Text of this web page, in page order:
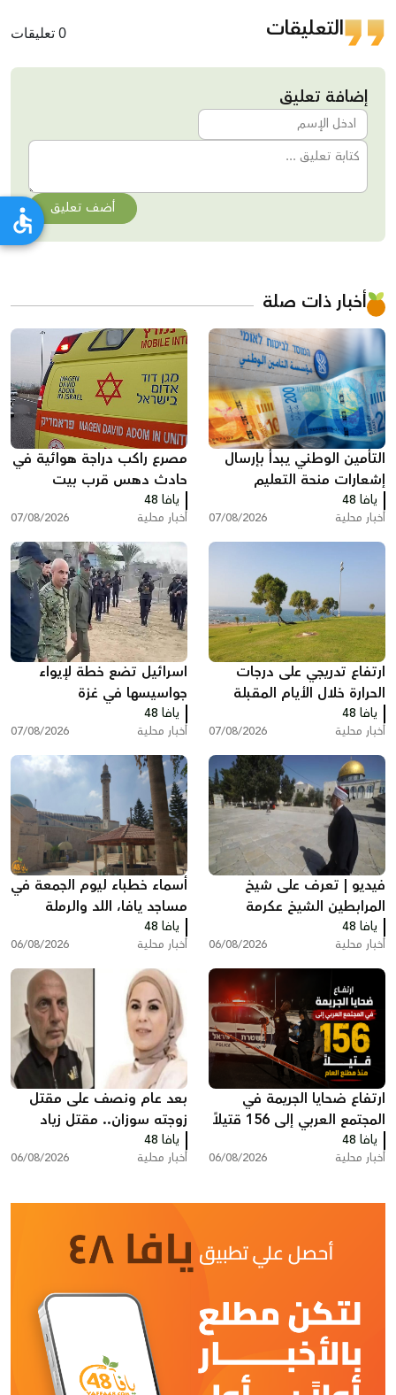
التعليقات 0 تعليقات
إضافة تعليق
أضف تعليق
أخبار ذات صلة
التأمين الوطني يبدأ بإرسال
إشعارات منحة التعليم
يافا 48
أخبار محلية 07/08/2026
مصرع راكب دراجة هوائية في
حادث دهس قرب بيت
شيمش
يافا 48
أخبار محلية 07/08/2026
ارتفاع تدريجي على درجات
الحرارة خلال الأيام المقبلة
يافا 48
أخبار محلية 07/08/2026
اسرائيل تضع خطة لإيواء
جواسيسها في غزة
يافا 48
أخبار محلية 07/08/2026
فيديو | تعرف على شيخ
المرابطين الشيخ عكرمة
صبري
يافا 48
أخبار محلية 06/08/2026
أسماء خطباء ليوم الجمعة في
مساجد يافا، اللد والرملة
يافا 48
أخبار محلية 06/08/2026
ارتفاع ضحايا الجريمة في
المجتمع العربي إلى 156 قتيلاً
منذ مطلع العام
يافا 48
أخبار محلية 06/08/2026
بعد عام ونصف على مقتل
زوجته سوزان.. مقتل زياد
بشارة من الطيرة في الطيبة
يافا 48
أخبار محلية 06/08/2026